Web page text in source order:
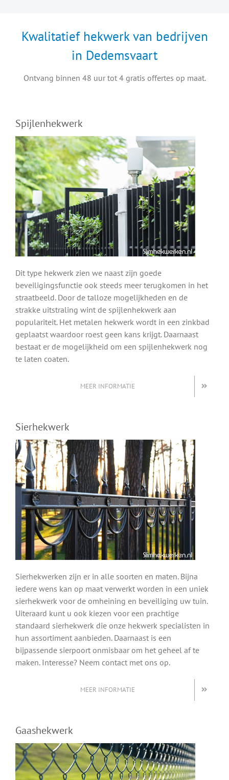
Kwalitatief hekwerk van bedrijven
in Dedemsvaart
Ontvang binnen 48 uur tot 4 gratis offertes op maat.
Spijlenhekwerk
Dit type hekwerk zien we naast zijn goede
beveiligingsfunctie ook steeds meer terugkomen in het
straatbeeld. Door de talloze mogelijkheden en de
strakke uitstraling wint de spijlenhekwerk aan
populariteit. Het metalen hekwerk wordt in een zinkbad
geplaatst waardoor roest geen kans krijgt. Daarnaast
bestaat er de mogelijkheid om een spijlenhekwerk nog
te laten coaten.
MEER INFORMATIE
Sierhekwerk
Sierhekwerken zijn er in alle soorten en maten. Bijna
iedere wens kan op maat verwerkt worden in een uniek
sierhekwerk voor de omheining en beveiliging uw tuin.
Uiteraard kunt u ook kiezen voor een prachtige
standaard sierhekwerk die onze hekwerk specialisten in
hun assortiment aanbieden. Daarnaast is een
bijpassende sierpoort onmisbaar om het geheel af te
maken. Interesse? Neem contact met ons op.
MEER INFORMATIE
Gaashekwerk